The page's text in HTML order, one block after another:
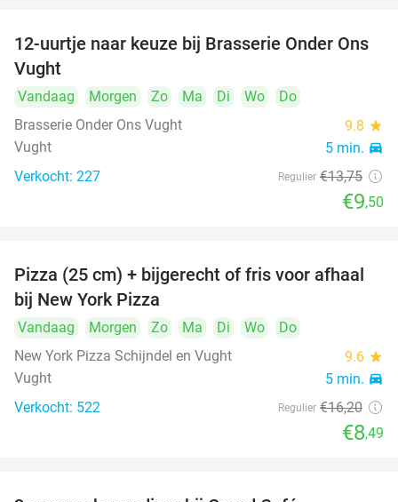
31%
12-uurtje naar keuze bij Brasserie Onder Ons
Vught
Vandaag Morgen Zo Ma Di Wo
Do
Brasserie Onder Ons Vught
9.8 star
Vught 5 min. directions_car
Verkocht: 227 Regulier €13,75
€9,50
48%
Pizza (25 cm) + bijgerecht of fris voor afhaal
bij New York Pizza
Vandaag Morgen Zo Ma Di Wo
Do
New York Pizza Schijndel en Vught
9.6 star
Vught 5 min. directions_car
Verkocht: 522 Regulier €16,20
€8,49